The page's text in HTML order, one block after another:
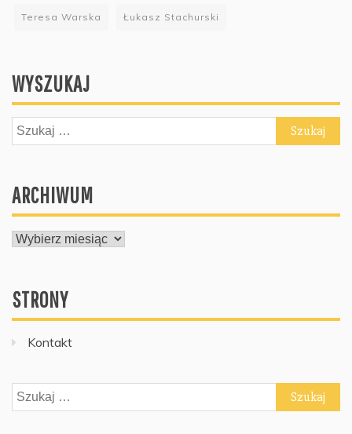
Teresa Warska Łukasz Stachurski
WYSZUKAJ
Szukaj:
ARCHIWUM
ARCHIWUM
STRONY
Kontakt
Szukaj: